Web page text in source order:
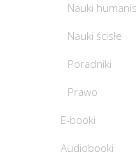
Nauki
Nauki ścisłe
Poradniki
Prawo
E-booki
Audiobooki